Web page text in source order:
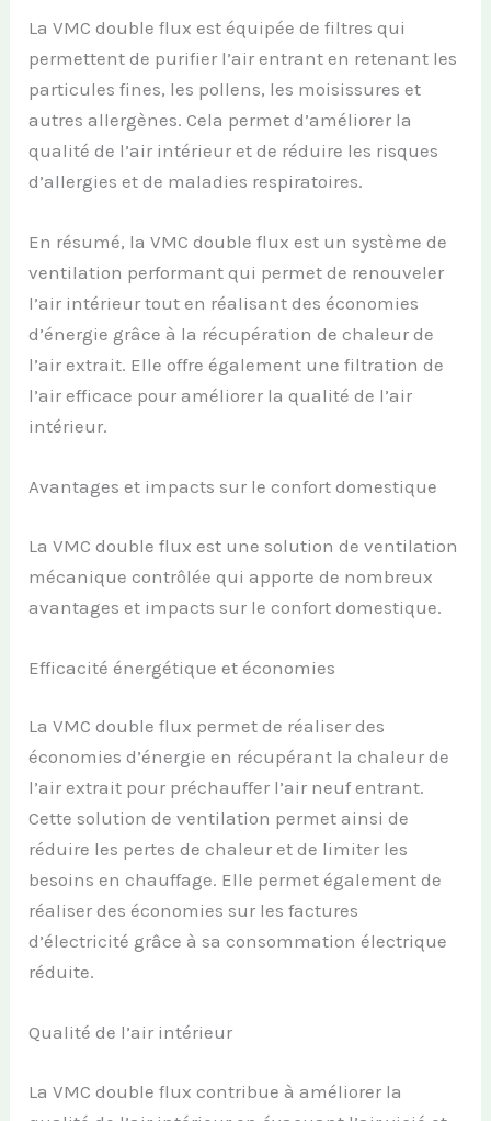
La VMC double flux est équipée de filtres qui
permettent de purifier l’air entrant en retenant les
particules fines, les pollens, les moisissures et
autres allergènes. Cela permet d’améliorer la
qualité de l’air intérieur et de réduire les risques
d’allergies et de maladies respiratoires.
En résumé, la VMC double flux est un système de
ventilation performant qui permet de renouveler
l’air intérieur tout en réalisant des économies
d’énergie grâce à la récupération de chaleur de
l’air extrait. Elle offre également une filtration de
l’air efficace pour améliorer la qualité de l’air
intérieur.
Avantages et impacts sur le confort domestique
La VMC double flux est une solution de ventilation
mécanique contrôlée qui apporte de nombreux
avantages et impacts sur le confort domestique.
Efficacité énergétique et économies
La VMC double flux permet de réaliser des
économies d’énergie en récupérant la chaleur de
l’air extrait pour préchauffer l’air neuf entrant.
Cette solution de ventilation permet ainsi de
réduire les pertes de chaleur et de limiter les
besoins en chauffage. Elle permet également de
réaliser des économies sur les factures
d’électricité grâce à sa consommation électrique
réduite.
Qualité de l’air intérieur
La VMC double flux contribue à améliorer la